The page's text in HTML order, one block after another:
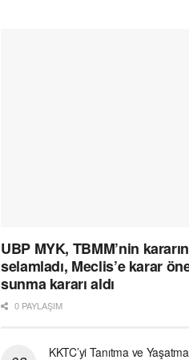
UBP MYK, TBMM’nin
selamladı, Meclis’e karar
sunma kararı aldı
0 PAYLAŞIM
KKTC’yi Tanıtma ve